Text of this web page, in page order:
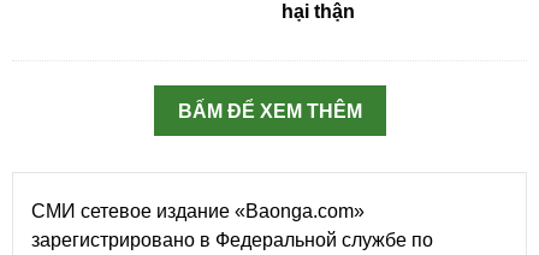
hại thận
BẤM ĐỂ XEM THÊM
СМИ сетевое издание «Baonga.com»
зарегистрировано в Федеральной службе по